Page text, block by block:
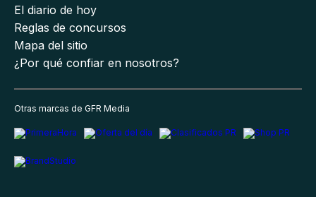
El diario de hoy
Reglas de concursos
Mapa del sitio
¿Por qué confiar en nosotros?
Otras marcas de GFR Media